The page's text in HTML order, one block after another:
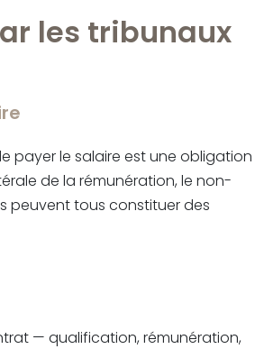
les tribunaux
payer le salaire est une obligation
de la rémunération, le non-
peuvent tous constituer des
— qualification, rémunération,